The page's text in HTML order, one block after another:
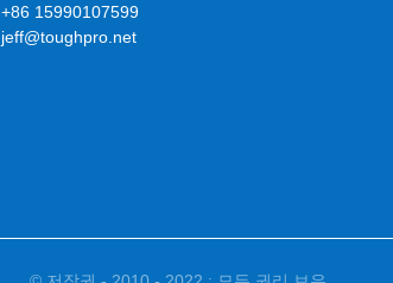
+86 15990107599
jeff@toughpro.net